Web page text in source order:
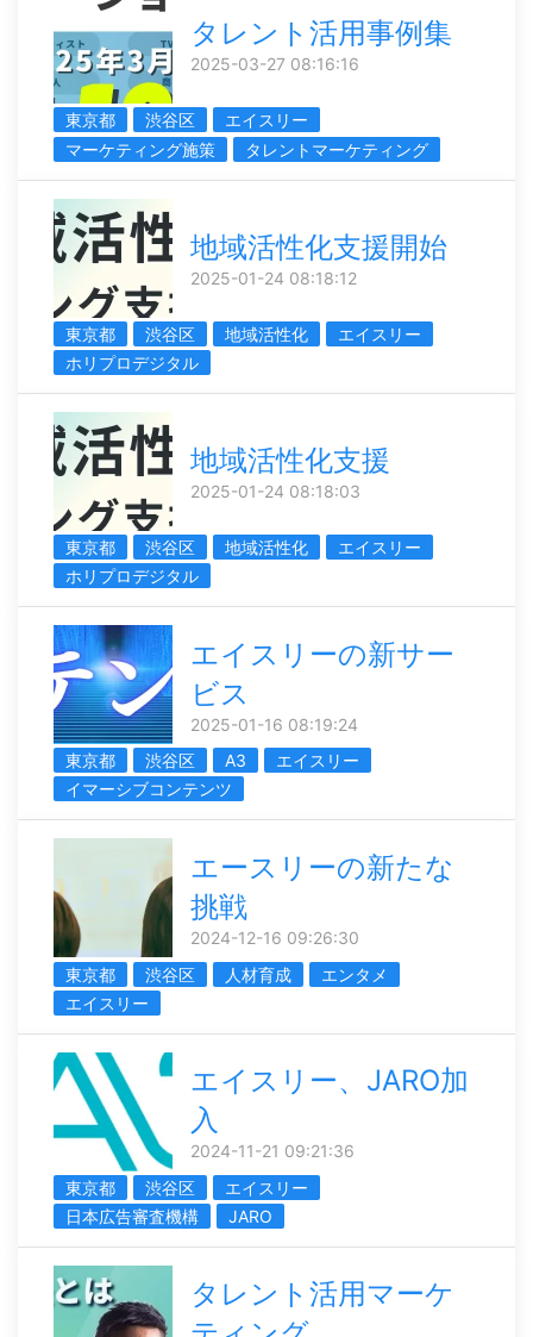
タレント活用事例集
2025-03-27 08:16:16
東京都 渋谷区
エイスリー
マーケティング施策
タレントマーケティング
地域活性化支援開始
2025-01-24 08:18:12
東京都 渋谷区 地域活性化
エイスリー
ホリプロデジタル
地域活性化支援
2025-01-24 08:18:03
東京都 渋谷区 地域活性化
エイスリー
ホリプロデジタル
エイスリーの新サー
ビス
2025-01-16 08:19:24
東京都
渋谷区 A3
エイスリー
イマーシブコンテンツ
エースリーの新たな
挑戦
2024-12-16 09:26:30
東京都
渋谷区 人材育成
エンタメ
エイスリー
エイスリー、JARO加
入
2024-11-21 09:21:36
東京都
渋谷区
エイスリー
日本広告審査機構
JARO
タレント活用マーケ